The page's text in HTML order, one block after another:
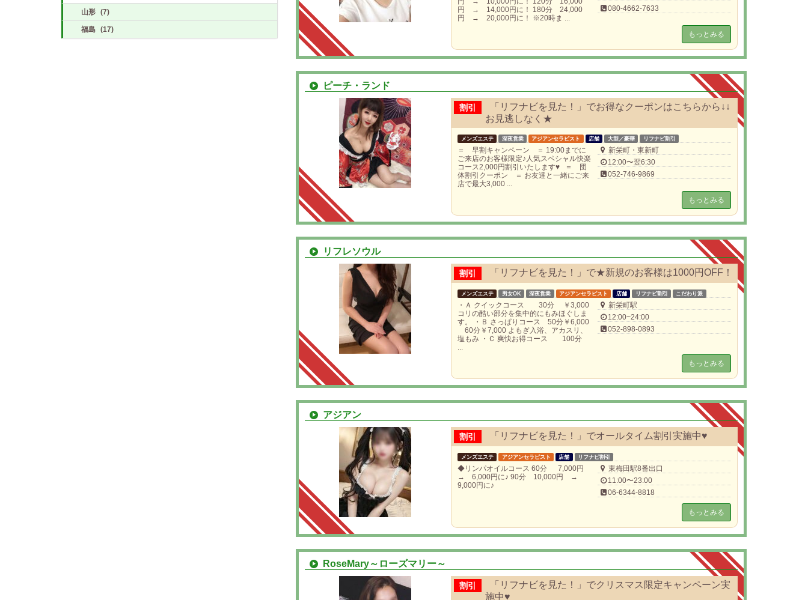
円 → 14,000円に！ 180分 24,000
円 → 20,000円に！ ※20時ま ...
080-4662-7633
もっとみる
ピーチ・ランド
割引
「リフナビを見た！」でお得なクーポンはこちらから↓↓
お見逃しなく★
メンズエステ 深夜営業 アジアンセラピスト 店舗 大型／豪華 リフナビ割引
＝ 早割キャンペーン ＝ 19:00までに
ご来店のお客様限定♪人気スペシャル快楽
コース2,000円割引いたします♥ ＝ 団
体割引クーポン ＝ お友達と一緒にご来
店で最大3,000 ...
新栄町・東新町
12:00〜翌6:30
052-746-9869
もっとみる
リフレソウル
割引 「リフナビを見た！」で★新規のお客様は1000円OFF！
メンズエステ 男女OK 深夜営業 アジアンセラピスト 店舗 リフナビ割引 こだわり派
・Ａ クイックコース 30分 ￥3,000
コリの酷い部分を集中的にもみほぐしま
す。 ・Ｂ さっぱりコース 50分￥6,000
60分￥7,000 よもぎ入浴、アカスリ、
塩もみ ・Ｃ 爽快お得コース 100分
新栄町駅
12:00~24:00
052-898-0893
もっとみる
アジアン
割引 「リフナビを見た！」でオールタイム割引実施中♥
メンズエステ アジアンセラピスト 店舗 リフナビ割引
◆リンパオイルコース 60分 7,000円
→ 6,000円に♪ 90分 10,000円 →
9,000円に♪
東梅田駅8番出口
11:00〜23:00
06-6344-8818
もっとみる
RoseMary～ローズマリー～
割引
「リフナビを見た！」でクリスマス限定キャンペーン実
施中♥
山形 (7)
福島 (17)